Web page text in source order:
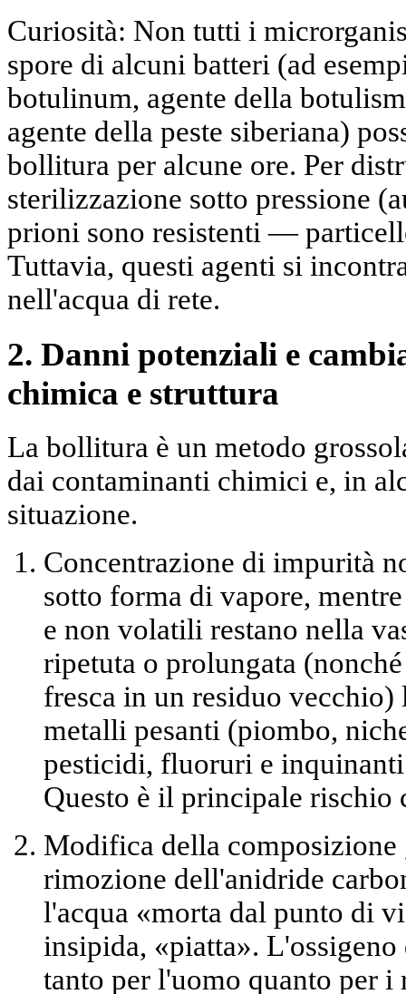
Curiosità: Non tutti i
spore di alcuni batteri (ad
botulinum, agente della
agente della peste siberiana)
bollitura per alcune ore. Per
sterilizzazione sotto pressione
prioni sono resistenti —
Tuttavia, questi agenti si
nell'acqua di rete.
2. Danni potenziali e
chimica e struttura
La bollitura è un metodo
dai contaminanti chimici e, in
situazione.
Concentrazione di impurità
sotto forma di vapore,
e non volatili restano nella
ripetuta o prolungata
fresca in un residuo
metalli pesanti (piombo,
pesticidi, fluoruri e
Questo è il principale rischio
Modifica della composizione
rimozione dell'anidride
l'acqua «morta dal punto di
insipida, «piatta».
tanto per l'uomo quanto per i